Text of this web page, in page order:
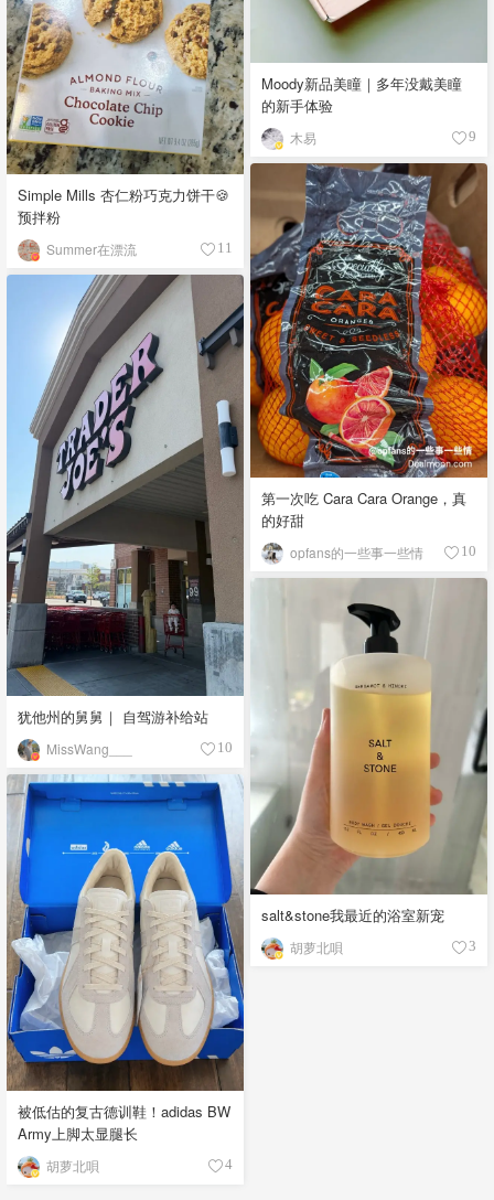
Moody新品美瞳｜多年没戴美瞳
的新手体验
木易 9
Simple Mills 杏仁粉巧克力饼干🍪
预拌粉
Summer在漂流 11
第一次吃 Cara Cara Orange，真
的好甜
opfans的一些事一些情 10
犹他州的舅舅｜ 自驾游补给站
MissWang___ 10
salt&stone我最近的浴室新宠
胡萝北唄 3
被低估的复古德训鞋！adidas BW
Army上脚太显腿长
胡萝北唄 4